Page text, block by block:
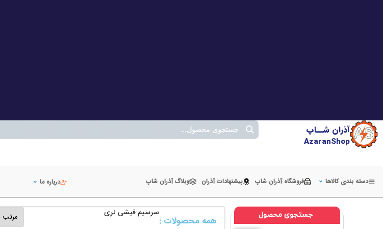
آذران شــاپ
AzaranShop
دسته بندی کالاها فروشگاه آذران شاپ پیشنهادات آذران وبلاگ آذران شاپ درباره ما
جستجوی محصول همه محصولات :
سرسیم فیشی نری